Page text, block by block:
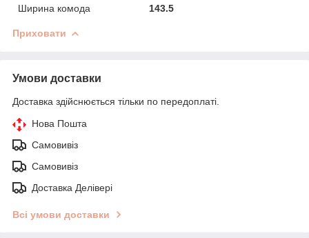
Ширина комода
143.5
Приховати
Умови доставки
Доставка здійснюється тільки по передоплаті.
Нова Пошта
Самовивіз
Самовивіз
Доставка Делівері
Всі умови доставки